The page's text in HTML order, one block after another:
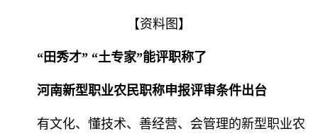
【资料图】
“田秀才” “土专家”能评职称了
河南新型职业农民职称申报评审条件出台
有文化、懂技术、善经营、会管理的新型职业农